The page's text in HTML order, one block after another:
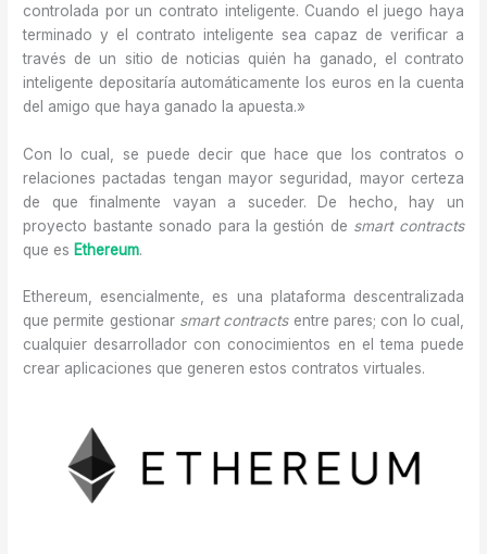
controlada por un contrato inteligente. Cuando el juego haya
terminado y el contrato inteligente sea capaz de verificar a
través de un sitio de noticias quién ha ganado, el contrato
inteligente depositaría automáticamente los euros en la cuenta
del amigo que haya ganado la apuesta.»
Con lo cual, se puede decir que hace que los contratos o
relaciones pactadas tengan mayor seguridad, mayor certeza
de que finalmente vayan a suceder. De hecho, hay un
proyecto bastante sonado para la gestión de smart contracts
que es Ethereum.
Ethereum, esencialmente, es una plataforma descentralizada
que permite gestionar smart contracts entre pares; con lo cual,
cualquier desarrollador con conocimientos en el tema puede
crear aplicaciones que generen estos contratos virtuales.